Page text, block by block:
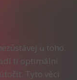
u toho.
ti optimální
Tyto věci